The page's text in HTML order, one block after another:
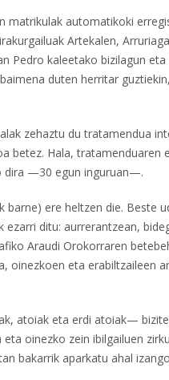
matrikulak automatikoki
Artekalen,
Pedro kaleetako bizilagun
duten herritar
zehaztu du tratamendua
betez. Hala, tratamenduaren
dira —30 egun inguruan—.
ere heltzen die. Beste
ditu: aurrerantzean,
Araudi Orokorraren
oinezkoen eta erabiltzaileen
atoiak eta erdi atoiak—
oinezko zein ibilgailuen
bakarrik aparkatu ahal